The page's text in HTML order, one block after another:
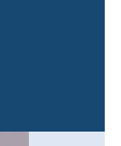
E-Mail-